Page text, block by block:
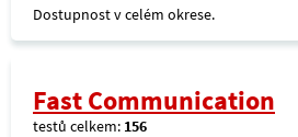
Dostupnost v celém okrese.
Fast Communication
testů celkem: 156